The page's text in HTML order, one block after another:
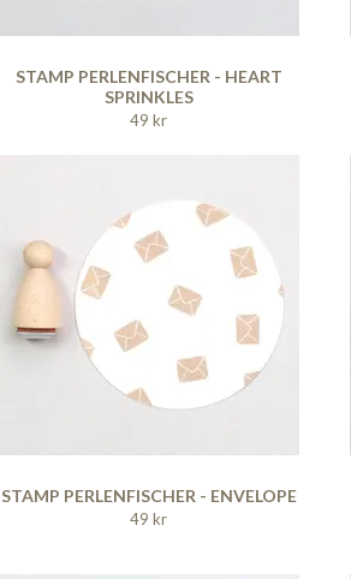
STAMP PERLENFISCHER - HEART
SPRINKLES
49 kr
STAMP PERLENFISCHER - ENVELOPE
49 kr